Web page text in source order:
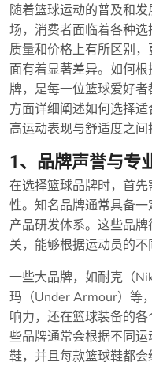
随着篮球运动的普及和
场，消费者面临着各种选
质量和价格上有所区别
面有着显著差异。如何
牌，是每一位篮球爱好
方面详细阐述如何选择
高运动表现与舒适度之间
1、品牌声誉与专
在选择篮球品牌时，首
性。知名品牌通常具备
产品研发体系。这些品
关，能够根据运动员的不
一些大品牌，如耐克（
玛（Under Armour）等
响力，还在篮球装备的
些品牌通常会根据不同
鞋，并且每款篮球鞋都